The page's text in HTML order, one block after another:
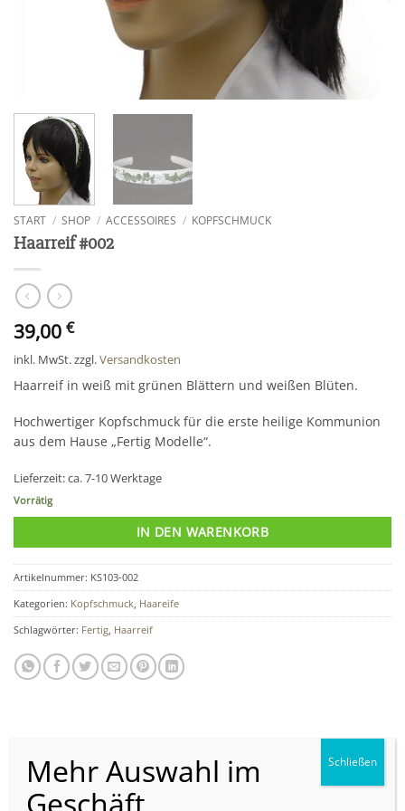
START / SHOP / ACCESSOIRES / KOPFSCHMUCK
Haarreif #002
39,00 €
inkl. MwSt.zzgl.Versandkosten
Haarreif in weiß mit grünen Blättern und weißen Blüten.
Hochwertiger Kopfschmuck für die erste heilige Kommunion
aus dem Hause „Fertig Modelle“.
Lieferzeit:ca. 7-10 Werktage
Vorrätig
IN DEN WARENKORB
Artikelnummer: KS103-002
Kategorien: Kopfschmuck, Haareife
Schlagwörter: Fertig, Haarreif
BESCHREIBUNG
REZENSIONEN (0)